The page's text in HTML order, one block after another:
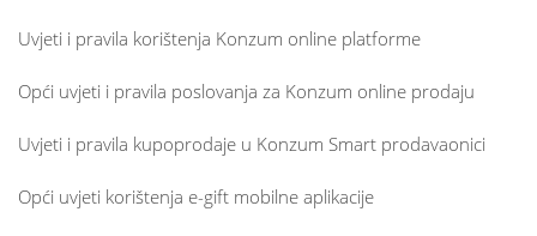
Uvjeti i pravila korištenja Konzum online platforme
Opći uvjeti i pravila poslovanja za Konzum online prodaju
Uvjeti i pravila kupoprodaje u Konzum Smart prodavaonici
Opći uvjeti korištenja e-gift mobilne aplikacije